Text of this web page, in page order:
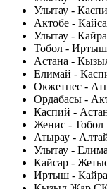
Улытау -
Актобе -
Улытау -
Тобол - Иртыш
Астана -
Елимай -
Окжетпес -
Ордабасы -
Каспий -
Женис - Тобол
Атырау -
Улытау -
Кайсар -
Иртыш -